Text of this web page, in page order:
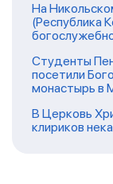
На
(Республика
Студенты
посетили
монастырь в
В Церковь
клириков